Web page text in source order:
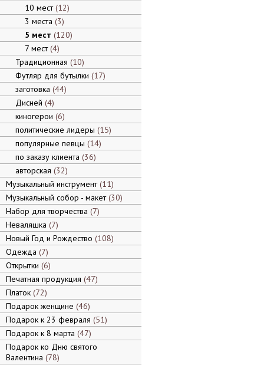
10 мест 12
3 места 3
5 мест 120
7 мест 4
Традиционная 10
Футляр для бутылки 17
заготовка 44
Дисней 4
киногерои 6
политические лидеры 15
популярные певцы 14
по заказу клиента 36
авторская 32
Музыкальный инструмент 11
Музыкальный собор - макет 30
Набор для творчества 7
Неваляшка 7
Новый Год и Рождество 108
Одежда 7
Открытки 6
Печатная продукция 47
Платок 72
Подарок женщине 46
Подарок к 23 февраля 51
Подарок к 8 марта 47
Подарок ко Дню святого
Валентина 78